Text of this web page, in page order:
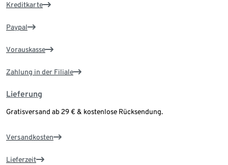
Kreditkarte
Paypal
Vorauskasse
Zahlung in der Filiale
Lieferung
Gratisversand ab 29 € & kostenlose Rücksendung.
Versandkosten
Lieferzeit